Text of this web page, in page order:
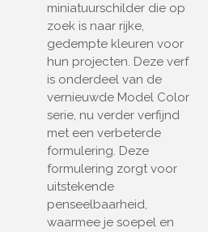
miniatuurschilder die op
zoek is naar rijke,
gedempte kleuren voor
hun projecten. Deze verf
is onderdeel van de
vernieuwde Model Color
serie, nu verder verfijnd
met een verbeterde
formulering. Deze
formulering zorgt voor
uitstekende
penseelbaarheid,
waarmee je soepel en